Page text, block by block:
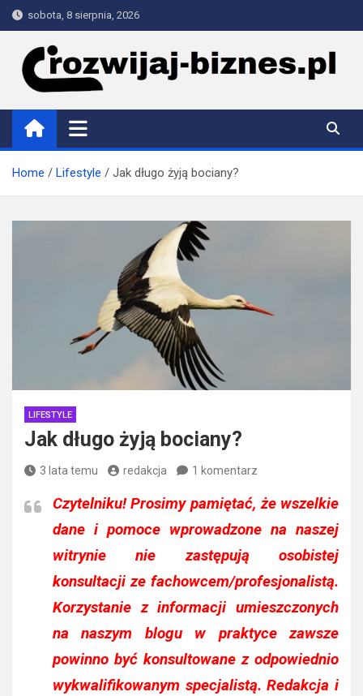
Skip
to
content
sobota, 8 sierpnia, 2026
rozwijaj-biznes.pl
Home Lifestyle Jak długo żyją bociany?
LIFESTYLE
Jak długo żyją bociany?
3 lata temu redakcja 1 komentarz
Czytelniku!Prosimy pamiętać, że wszelkie
dane i pomoce wprowadzone na naszej
witrynie nie zastępują osobistej
konsultacji ze fachowcem/profesjonalistą.
Korzystanie z informacji umieszczonych
na naszym blogu w praktyce zawsze
powinno być konsultowane z odpowiednio
wykwalifikowanym specjalistą. Redakcja i